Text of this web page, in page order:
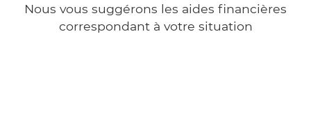
Nous vous suggérons les aides financières
correspondant à votre situation